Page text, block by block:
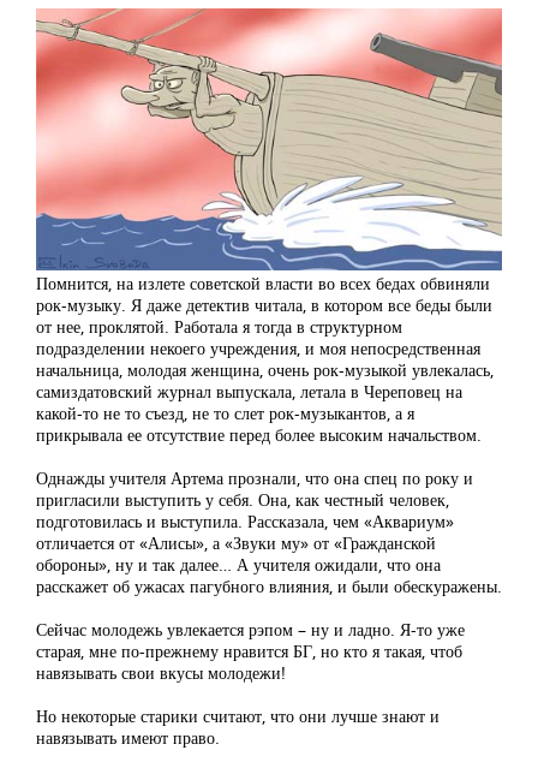
Помнится, на излете советской власти во всех бедах обвиняли
рок-музыку. Я даже детектив читала, в котором все беды были
от нее, проклятой. Работала я тогда в структурном
подразделении некоего учреждения, и моя непосредственная
начальница, молодая женщина, очень рок-музыкой увлекалась,
самиздатовский журнал выпускала, летала в Череповец на
какой-то не то съезд, не то слет рок-музыкантов, а я
прикрывала ее отсутствие перед более высоким начальством.
Однажды учителя Артема прознали, что она спец по року и
пригласили выступить у себя. Она, как честный человек,
подготовилась и выступила. Рассказала, чем «Аквариум»
отличается от «Алисы», а «Звуки му» от «Гражданской
обороны», ну и так далее… А учителя ожидали, что она
расскажет об ужасах пагубного влияния, и были обескуражены.
Сейчас молодежь увлекается рэпом – ну и ладно. Я-то уже
старая, мне по-прежнему нравится БГ, но кто я такая, чтоб
навязывать свои вкусы молодежи!
Но некоторые старики считают, что они лучше знают и
навязывать имеют право.